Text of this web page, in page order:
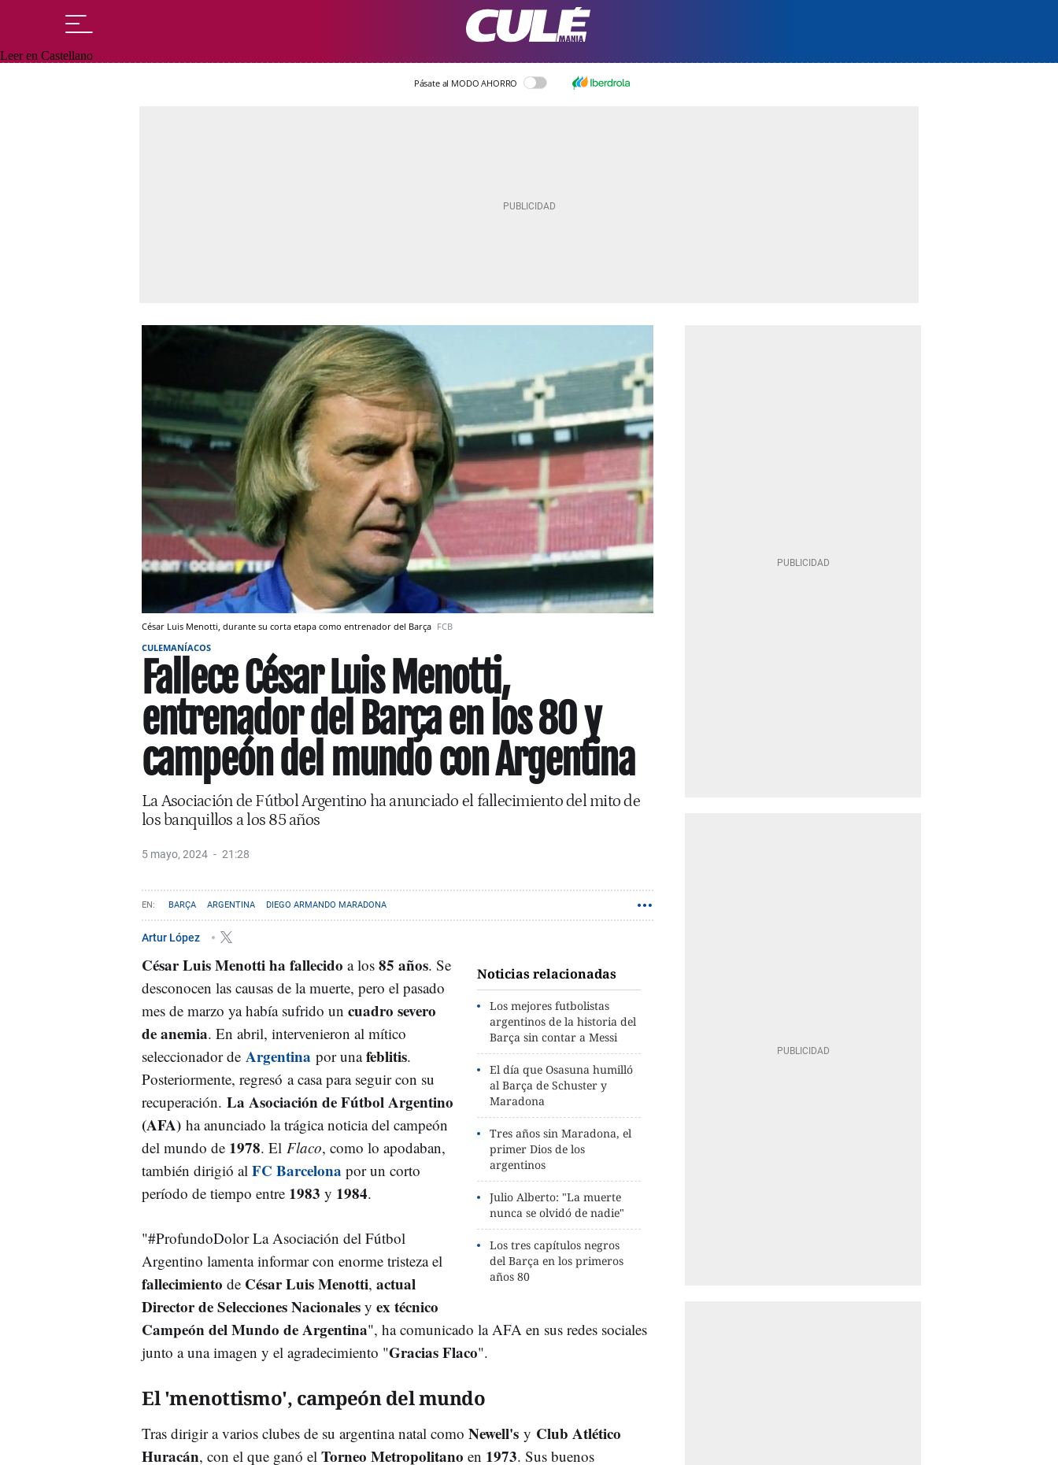
Leer en Castellano
Pásate al MODO AHORRO
César Luis Menotti, durante su corta etapa como entrenador del Barça FCB
CULEMANÍACOS
Fallece César Luis Menotti,
entrenador del Barça en los 80 y
campeón del mundo con Argentina
La Asociación de Fútbol Argentino ha anunciado el fallecimiento del mito de
los banquillos a los 85 años
5 mayo, 2024 21:28
BARÇA ARGENTINA DIEGO ARMANDO MARADONA
Artur López
Noticias relacionadas
Los mejores futbolistas
argentinos de la historia del
Barça sin contar a Messi
El día que Osasuna humilló
al Barça de Schuster y
Maradona
Tres años sin Maradona, el
primer Dios de los
argentinos
Julio Alberto: "La muerte
nunca se olvidó de nadie"
Los tres capítulos negros
del Barça en los primeros
años 80
César Luis Menotti ha fallecido a los 85 años. Se
desconocen las causas de la muerte, pero el pasado
mes de marzo ya había sufrido un cuadro severo
de anemia. En abril, intervenieron al mítico
seleccionador de Argentina por unafeblitis.
Posteriormente, regresó a casa para seguir con su
recuperación. La Asociación de Fútbol Argentino
(AFA) ha anunciado la trágica noticia del campeón
del mundo de 1978. El Flaco, como lo apodaban,
también dirigió al FC Barcelona por un corto
período de tiempo entre 1983 y 1984.
"#ProfundoDolor La Asociación del Fútbol
Argentino lamenta informar con enorme tristeza el
fallecimiento de César Luis Menotti, actual
Director de Selecciones Nacionales y ex técnico
Campeón del Mundo de Argentina", ha comunicado la AFA en sus redes sociales
junto a una imagen y el agradecimiento "Gracias Flaco".
El 'menottismo', campeón del mundo
Tras dirigir a varios clubes de su argentina natal como Newell's y Club Atlético
Huracán, con el que ganó el Torneo Metropolitano en 1973. Sus buenos